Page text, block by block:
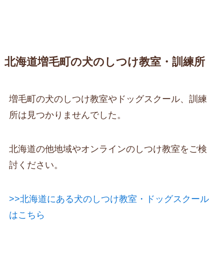
北海道増毛町の犬のしつけ教室・訓練所
増毛町の犬のしつけ教室やドッグスクール、訓練
所は見つかりませんでした。
北海道の他地域やオンラインのしつけ教室をご検
討ください。
>>北海道にある犬のしつけ教室・ドッグスクール
はこちら